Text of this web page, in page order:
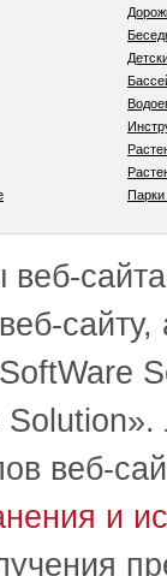
веб-
и